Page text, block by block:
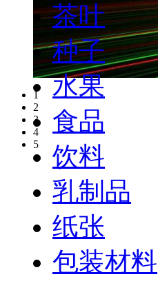
1
2
3
4
5
茶叶
种子
水果
食品
饮料
乳制品
纸张
包装材料